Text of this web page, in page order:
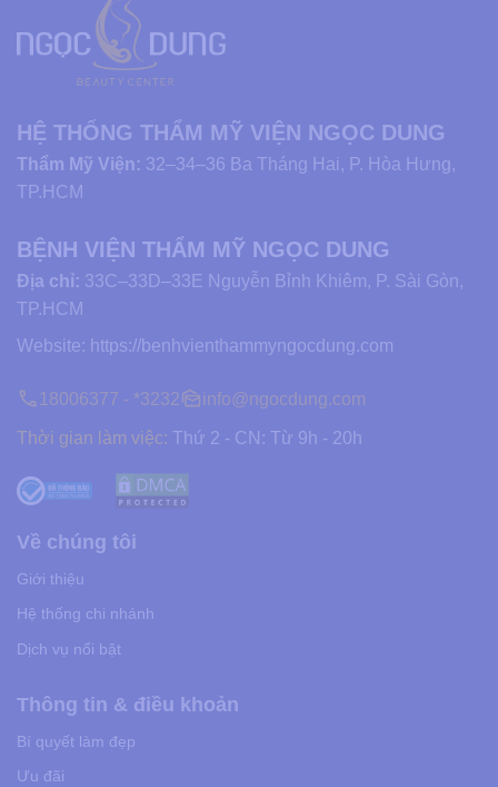
HỆ THỐNG THẨM MỸ VIỆN NGỌC DUNG
Thẩm Mỹ Viện: 32–34–36 Ba Tháng Hai, P. Hòa Hưng,
TP.HCM
BỆNH VIỆN THẨM MỸ NGỌC DUNG
Địa chỉ: 33C–33D–33E Nguyễn Bỉnh Khiêm, P. Sài Gòn,
TP.HCM
Website: https://benhvienthammyngocdung.com
18006377 - *3232 info@ngocdung.com
Thời gian làm việc: Thứ 2 - CN: Từ 9h - 20h
Về chúng tôi
Giới thiệu
Hệ thống chi nhánh
Dịch vụ nổi bật
Thông tin & điều khoản
Bí quyết làm đẹp
Ưu đãi